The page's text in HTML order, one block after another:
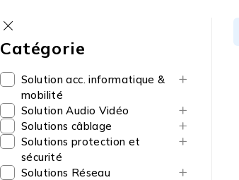
Catégorie
Solution acc. informatique &
mobilité
Solution Audio Vidéo
Solutions câblage
Solutions protection et
sécurité
Solutions Réseau